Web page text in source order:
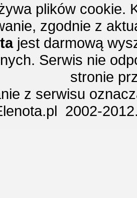
plików cookie.
zgodnie z
jest darmową
Serwis nie
stronie
z serwisu
2002-